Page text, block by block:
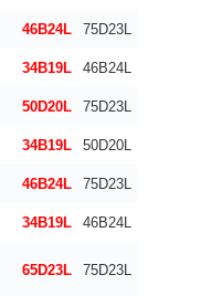
46B24L 75D23L
34B19L 46B24L
50D20L 75D23L
34B19L 50D20L
46B24L 75D23L
34B19L 46B24L
65D23L 75D23L